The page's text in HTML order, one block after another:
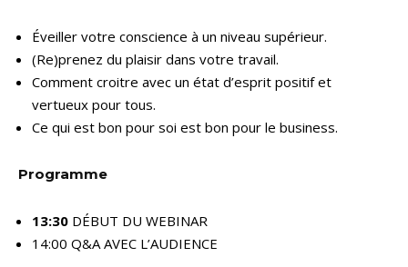
Éveiller votre conscience à un niveau supérieur.
(Re)prenez du plaisir dans votre travail.
Comment croitre avec un état d’esprit positif et
vertueux pour tous.
Ce qui est bon pour soi est bon pour le business.
Programme
13:30 DÉBUT DU WEBINAR
14:00 Q&A AVEC L’AUDIENCE